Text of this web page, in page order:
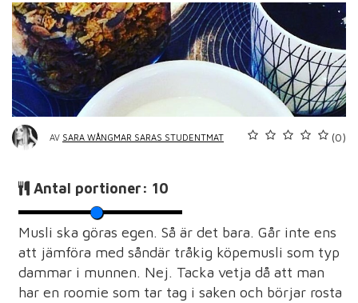
AV SARA WÅNGMAR SARAS STUDENTMAT (0)
Antal portioner: 10
Musli ska göras egen. Så är det bara. Går inte ens
att jämföra med såndär tråkig köpemusli som typ
dammar i munnen. Nej. Tacka vetja då att man
har en roomie som tar tag i saken och börjar rosta